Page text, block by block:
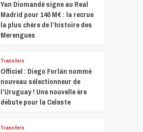
Yan Diomandé signe au Real
Madrid pour 140 M€ : la recrue
la plus chère de l’histoire des
Merengues
Transfers
Officiel : Diego Forlán nommé
nouveau sélectionneur de
l’Uruguay ! Une nouvelle ère
débute pour la Celeste
Transfers